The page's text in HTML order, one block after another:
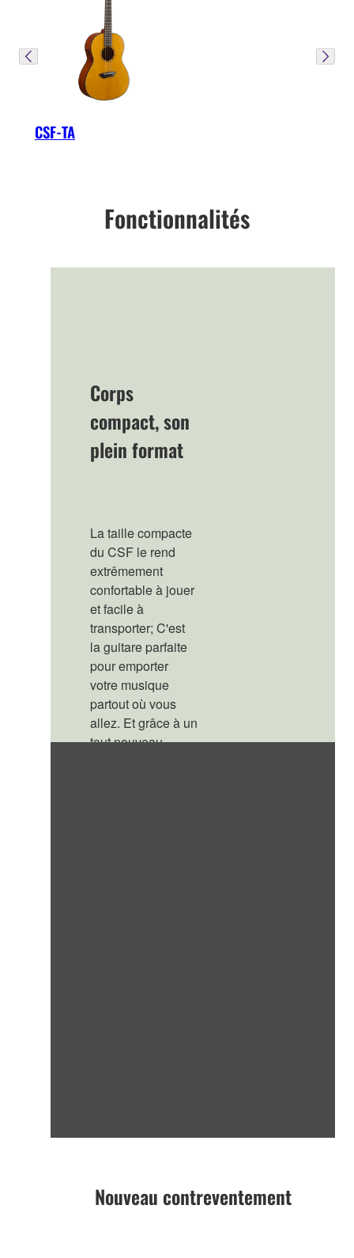
CSF-TA
Fonctionnalités
Corps
compact, son
plein format
La taille compacte
du CSF le rend
extrêmement
confortable à jouer
et facile à
transporter; C'est
la guitare parfaite
pour emporter
votre musique
partout où vous
allez. Et grâce à un
tout nouveau
Nouveau contreventement